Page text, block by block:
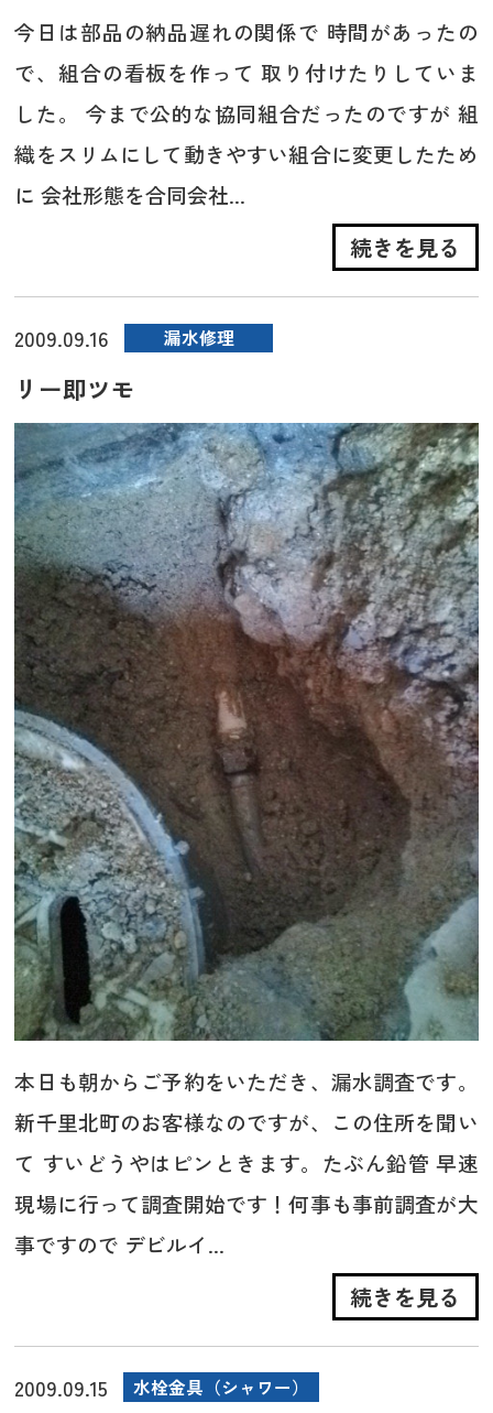
今日は部品の納品遅れの関係で 時間があったの
で、組合の看板を作って 取り付けたりしていま
した。 今まで公的な協同組合だったのですが 組
織をスリムにして動きやすい組合に変更したため
に 会社形態を合同会社...
続きを見る
2009.09.16 漏水修理
リー即ツモ
本日も朝からご予約をいただき、漏水調査です。
新千里北町のお客様なのですが、この住所を聞い
て すいどうやはピンときます。たぶん鉛管 早速
現場に行って調査開始です！何事も事前調査が大
事ですので デビルイ...
続きを見る
2009.09.15 水栓金具（シャワー）